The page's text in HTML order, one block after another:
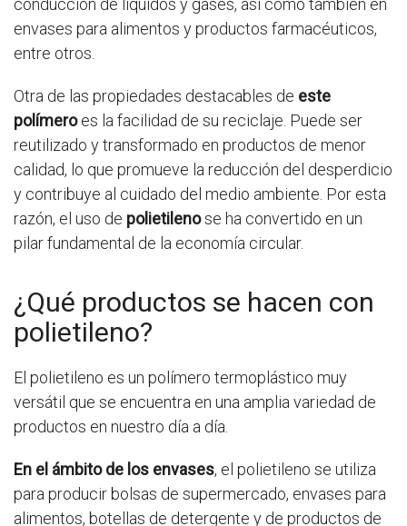
envases para alimentos y productos farmacéuticos,
entre otros.
Otra de las propiedades destacables de este
polímeroes la facilidad de su reciclaje. Puede ser
reutilizado y transformado en productos de menor
calidad, lo que promueve la reducción del desperdicio
y contribuye al cuidado del medio ambiente. Por esta
razón, el uso de polietilenose ha convertido en un
pilar fundamental de la economía circular.
¿Qué productos se hacen con
polietileno?
El polietileno es un polímero termoplástico muy
versátil que se encuentra en una amplia variedad de
productos en nuestro día a día.
En el ámbito de los envases, el polietileno se utiliza
para producir bolsas de supermercado, envases para
alimentos, botellas de detergente y de productos de